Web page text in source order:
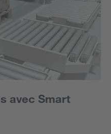
avec Smart